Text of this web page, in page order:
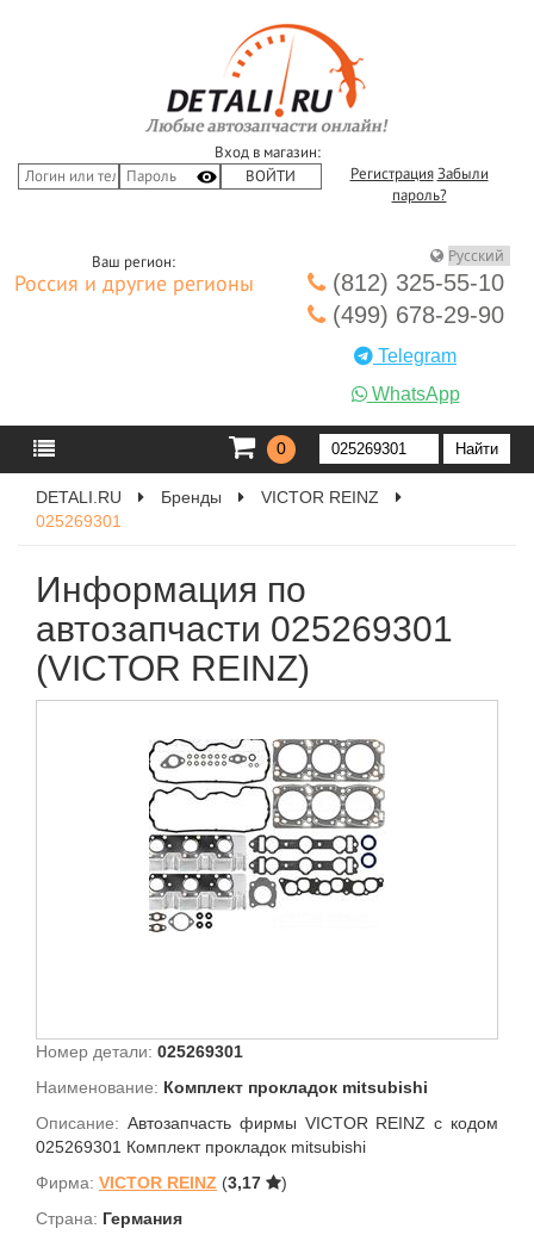
Вход в магазин:
Регистрация Забыли
пароль?
Ваш регион:
Россия и другие регионы
(812) 325-55-10
(499) 678-29-90
Telegram
WhatsApp
0
DETALI.RU Бренды
VICTOR REINZ
025269301
Информация по
автозапчасти 025269301
(VICTOR REINZ)
Номер детали: 025269301
Наименование: Комплект прокладок mitsubishi
Описание: Автозапчасть фирмы VICTOR REINZ с кодом
025269301 Комплект прокладок mitsubishi
Фирма: VICTOR REINZ (3,17
)
Страна: Германия